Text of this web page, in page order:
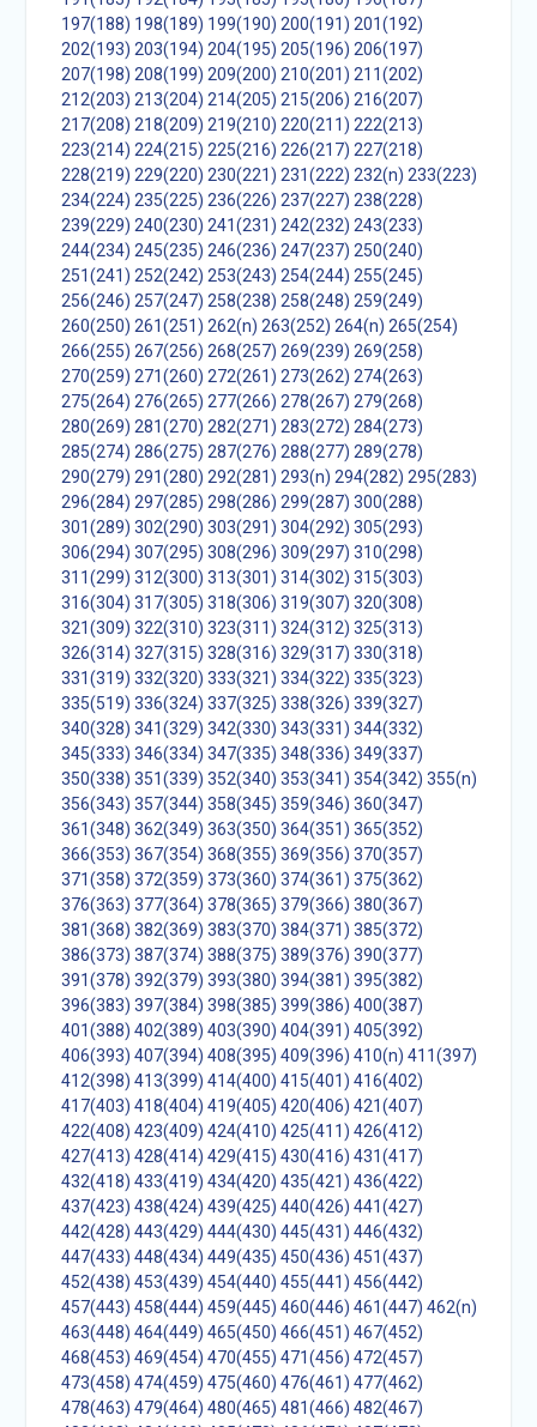
197(188) 198(189) 199(190) 200(191) 201(192)
202(193) 203(194) 204(195) 205(196) 206(197)
207(198) 208(199) 209(200) 210(201) 211(202)
212(203) 213(204) 214(205) 215(206) 216(207)
217(208) 218(209) 219(210) 220(211) 222(213)
223(214) 224(215) 225(216) 226(217) 227(218)
228(219) 229(220) 230(221) 231(222) 232(n) 233(223)
234(224) 235(225) 236(226) 237(227) 238(228)
239(229) 240(230) 241(231) 242(232) 243(233)
244(234) 245(235) 246(236) 247(237) 250(240)
251(241) 252(242) 253(243) 254(244) 255(245)
256(246) 257(247) 258(238) 258(248) 259(249)
260(250) 261(251) 262(n) 263(252) 264(n) 265(254)
266(255) 267(256) 268(257) 269(239) 269(258)
270(259) 271(260) 272(261) 273(262) 274(263)
275(264) 276(265) 277(266) 278(267) 279(268)
280(269) 281(270) 282(271) 283(272) 284(273)
285(274) 286(275) 287(276) 288(277) 289(278)
290(279) 291(280) 292(281) 293(n) 294(282) 295(283)
296(284) 297(285) 298(286) 299(287) 300(288)
301(289) 302(290) 303(291) 304(292) 305(293)
306(294) 307(295) 308(296) 309(297) 310(298)
311(299) 312(300) 313(301) 314(302) 315(303)
316(304) 317(305) 318(306) 319(307) 320(308)
321(309) 322(310) 323(311) 324(312) 325(313)
326(314) 327(315) 328(316) 329(317) 330(318)
331(319) 332(320) 333(321) 334(322) 335(323)
335(519) 336(324) 337(325) 338(326) 339(327)
340(328) 341(329) 342(330) 343(331) 344(332)
345(333) 346(334) 347(335) 348(336) 349(337)
350(338) 351(339) 352(340) 353(341) 354(342) 355(n)
356(343) 357(344) 358(345) 359(346) 360(347)
361(348) 362(349) 363(350) 364(351) 365(352)
366(353) 367(354) 368(355) 369(356) 370(357)
371(358) 372(359) 373(360) 374(361) 375(362)
376(363) 377(364) 378(365) 379(366) 380(367)
381(368) 382(369) 383(370) 384(371) 385(372)
386(373) 387(374) 388(375) 389(376) 390(377)
391(378) 392(379) 393(380) 394(381) 395(382)
396(383) 397(384) 398(385) 399(386) 400(387)
401(388) 402(389) 403(390) 404(391) 405(392)
406(393) 407(394) 408(395) 409(396) 410(n) 411(397)
412(398) 413(399) 414(400) 415(401) 416(402)
417(403) 418(404) 419(405) 420(406) 421(407)
422(408) 423(409) 424(410) 425(411) 426(412)
427(413) 428(414) 429(415) 430(416) 431(417)
432(418) 433(419) 434(420) 435(421) 436(422)
437(423) 438(424) 439(425) 440(426) 441(427)
442(428) 443(429) 444(430) 445(431) 446(432)
447(433) 448(434) 449(435) 450(436) 451(437)
452(438) 453(439) 454(440) 455(441) 456(442)
457(443) 458(444) 459(445) 460(446) 461(447) 462(n)
463(448) 464(449) 465(450) 466(451) 467(452)
468(453) 469(454) 470(455) 471(456) 472(457)
473(458) 474(459) 475(460) 476(461) 477(462)
478(463) 479(464) 480(465) 481(466) 482(467)